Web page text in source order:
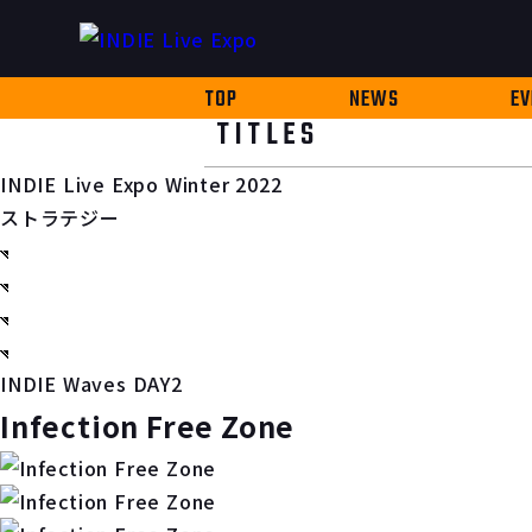
TOP NEWS
TITLES
INDIE Live Expo Winter 2022
ストラテジー
INDIE Waves DAY2
Infection Free Zone